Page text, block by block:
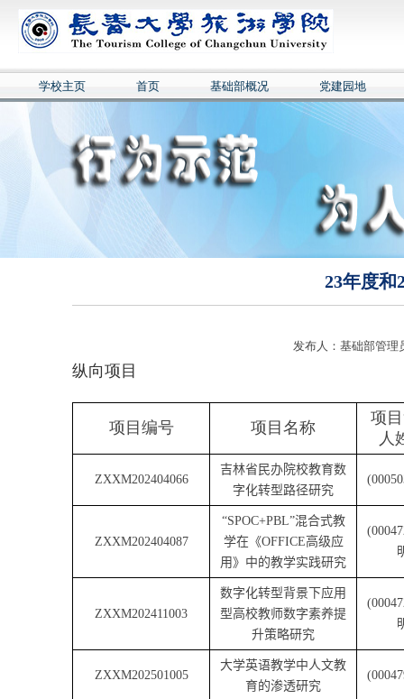
学校主页 首页 基础部概况 党建园地
23年度和
发布人：基础部管
纵向项目
项目编号 项目名称
项
人
ZXXM202404066
吉林省民办院校教育数
字化转型路径研究
ZXXM202404087
“SPOC+PBL”混合式教
学在《OFFICE高级应
用》中的教学实践研究
ZXXM202411003
数字化转型背景下应用
型高校教师数字素养提
升策略研究
ZXXM202501005
大学英语教学中人文教
育的渗透研究